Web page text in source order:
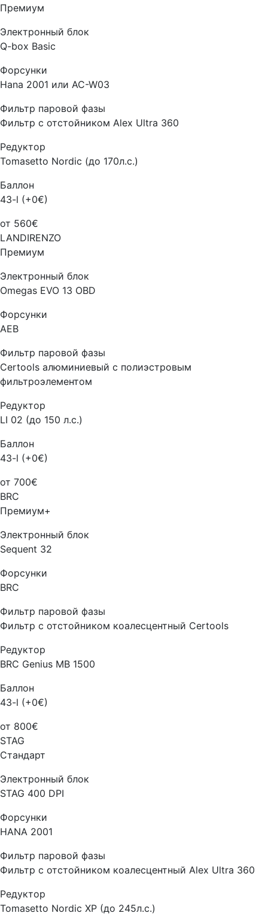
Премиум
Электронный блок
Q-box Basic
Форсунки
Hana 2001 или AC-W03
Фильтр паровой фазы
Фильтр с отстойником Alex Ultra 360
Редуктор
Tomasetto Nordic (до 170л.с.)
Баллон
43-l (+0€)
от 560€
LANDIRENZO
Премиум
Электронный блок
Omegas EVO 13 OBD
Форсунки
AEB
Фильтр паровой фазы
Certools алюминиевый с полиэстровым
фильтроэлементом
Редуктор
LI 02 (до 150 л.с.)
Баллон
43-l (+0€)
от 700€
BRC
Премиум+
Электронный блок
Sequent 32
Форсунки
BRC
Фильтр паровой фазы
Фильтр с отстойником коалесцентный Certools
Редуктор
BRC Genius MB 1500
Баллон
43-l (+0€)
от 800€
STAG
Стандарт
Электронный блок
STAG 400 DPI
Форсунки
HANA 2001
Фильтр паровой фазы
Фильтр с отстойником коалесцентный Alex Ultra 360
Редуктор
Tomasetto Nordic XP (до 245л.с.)